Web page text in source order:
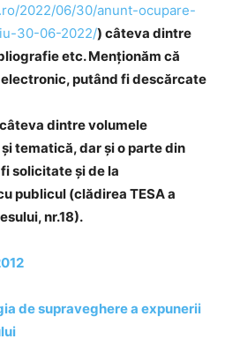
2022/06/30/anunt-ocupare-
30-06-2022/) câteva dintre
etc. Menționăm că
putând fi descărcate
dintre volumele
tematică, dar și o parte din
solicitate și de la
publicul (clădirea TESA a
nr.18).
de supraveghere a expunerii